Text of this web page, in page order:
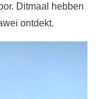
Ditmaal hebben
ontdekt.